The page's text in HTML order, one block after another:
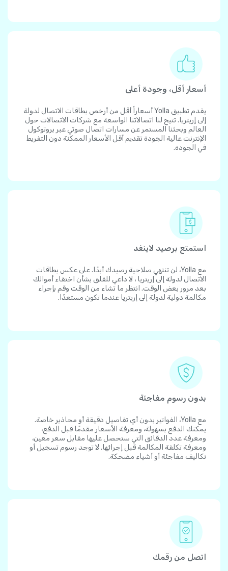
أسعار أقل، وجودة أعلى
يقدم تطبيق Yolla أسعاراً أقل من أرخص بطاقات الاتصال لدولة
إلى إريتريا. تتيح لنا اتصالاتنا الواسعة مع شركات الاتصالات حول
العالم وبحثنا المستمر عن مسارات اتصال صوتي عبر بروتوكول
الإنترنت عالية الجودة تقديم أقل الأسعار الممكنة دون التفريط
في الجودة.
استمتع برصيد لاينفد
مع Yolla، لن تنتهي صلاحية رصيدك أبدًا. على عكس بطاقات
الاتصال لدولة إلى إريتريا ، لا داعي للقلق بشأن اختفاء أموالك
بعد مرور بعض الوقت. انتظر ما تشاء من الوقت وقم بإجراء
مكالمة دولية لدولة إلى إريتريا عندما تكون مستعدًا.
بدون رسوم مفاجئة
مع Yolla، الفواتير بدون أي تفاصيل دقيقة أو محاذير خاصة.
يمكنك الدفع بسهولة، ومعرفة الأسعار مقدمًا قبل الدفع،
ومعرفة عدد الدقائق التي ستحصل عليها مقابل سعر معين،
ومعرفة تكلفة المكالمة قبل إجرائها. لا توجد رسوم تسجيل أو
تكاليف مفاجئة أو أشياء مضحكة.
اتصل من رقمك